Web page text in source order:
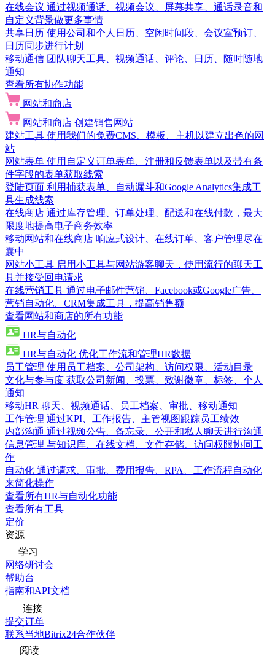
在线会议 通过视频通话、视频会议、屏幕共享、通话录音和
自定义背景做更多事情
共享日历 使用公司和个人日历、空闲时间段、会议室预订、
日历同步进行计划
移动通信 团队聊天工具、视频通话、评论、日历、随时随地
通知
查看所有协作功能
网站和商店
网站和商店 创建销售网站
建站工具 使用我们的免费CMS、模板、主机以建立出色的网
站
网站表单 使用自定义订单表单、注册和反馈表单以及带有条
件字段的表单获取线索
登陆页面 利用捕获表单、自动漏斗和Google Analytics集成工
具生成线索
在线商店 通过库存管理、订单处理、配送和在线付款，最大
限度地提高电子商务效率
移动网站和在线商店 响应式设计、在线订单、客户管理尽在
囊中
网站小工具 启用小工具与网站游客聊天，使用流行的聊天工
具并接受回电请求
在线营销工具 通过电子邮件营销、Facebook或Google广告、
营销自动化、CRM集成工具，提高销售额
查看网站和商店的所有功能
HR与自动化
HR与自动化 优化工作流和管理HR数据
员工管理 使用员工档案、公司架构、访问权限、活动目录
文化与参与度 获取公司新闻、投票、致谢徽章、标签、个人
通知
移动HR 聊天、视频通话、员工档案、审批、移动通知
工作管理 通过KPI、工作报告、主管视图跟踪员工绩效
内部沟通 通过视频公告、备忘录、公开和私人聊天进行沟通
信息管理 与知识库、在线文档、文件存储、访问权限协同工
作
自动化 通过请求、审批、费用报告、RPA、工作流程自动化
来简化操作
查看所有HR与自动化功能
查看所有工具
定价
资源
学习
网络研讨会
帮助台
指南和API文档
连接
提交订单
联系当地Bitrix24合作伙伴
阅读